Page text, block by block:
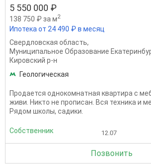
5 550 000 ₽
138 750 ₽ за м2
Ипотека от 24 490 ₽ в месяц
Свердловская область,
Муниципальное Образование
Кировский р-н
Геологическая
Продается однокомнатная квартира с
живи. Никто не прописан. Вся техника и
Рядом школы, садики.
Собственник 12.07
Позвонить